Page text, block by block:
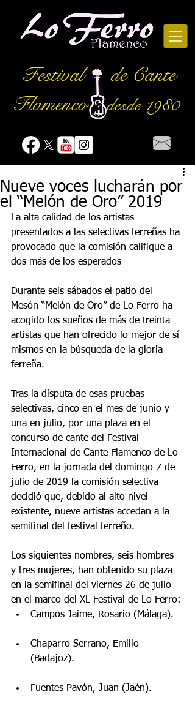
Festival
de Cante
Flamencodesde 1980
Nueve voces lucharán por
el “Melón de Oro” 2019
La alta calidad de los artistas
presentados a las selectivas ferreñas ha
provocado que la comisión califique a
dos más de los esperados
Durante seis sábados el patio del
Mesón “Melón de Oro” de Lo Ferro ha
acogido los sueños de más de treinta
artistas que han ofrecido lo mejor de sí
mismos en la búsqueda de la gloria
ferreña.
Tras la disputa de esas pruebas
selectivas, cinco en el mes de junio y
una en julio, por una plaza en el
concurso de cante del Festival
Internacional de Cante Flamenco de Lo
Ferro, en la jornada del domingo 7 de
julio de 2019 la comisión selectiva
decidió que, debido al alto nivel
existente, nueve artistas accedan a la
semifinal del festival ferreño.
Los siguientes nombres, seis hombres
y tres mujeres, han obtenido su plaza
en la semifinal del viernes 26 de julio
en el marco del XL Festival de Lo Ferro:
Campos Jaime, Rosario (Málaga).
Chaparro Serrano, Emilio
(Badajoz).
Fuentes Pavón, Juan (Jaén).